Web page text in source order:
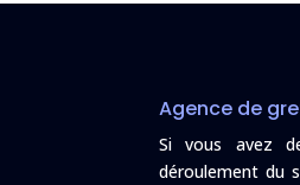
Agence de
Si vous avez
déroulement du